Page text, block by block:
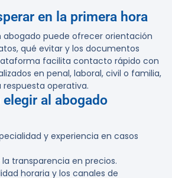
en la primera hora
abogado puede ofrecer orientación
qué evitar y los documentos
facilita contacto rápido con
en penal, laboral, civil o familia,
operativa.
al abogado
y experiencia en casos
la transparencia en precios.
horaria y los canales de